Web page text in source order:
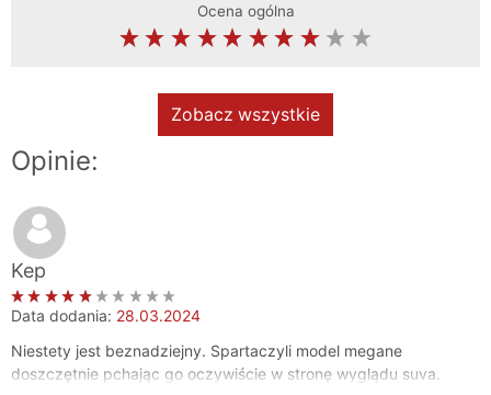
Ocena ogólna
Zobacz wszystkie
Opinie:
Kep
Data dodania: 28.03.2024
Niestety jest beznadziejny. Spartaczyli model megane
doszczętnie pchając go oczywiście w stronę wyglądu suva.